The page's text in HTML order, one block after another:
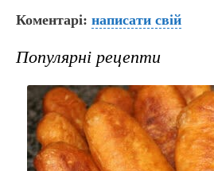
c
e
b
o
o
k
er e
gr
a
m
s
e
n
g
er
Коментарі: написати свій
Популярні рецепти